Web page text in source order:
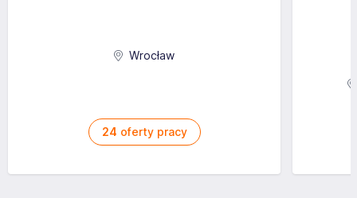
Wrocław
24 oferty pracy